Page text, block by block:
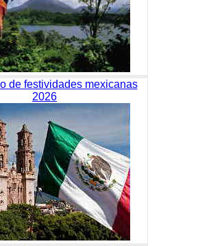
de festividades mexicanas
2026